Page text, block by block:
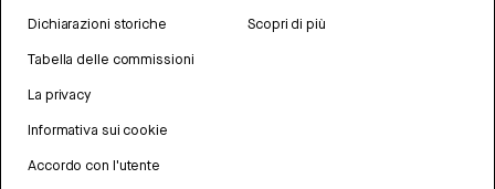
Dichiarazioni storiche
Tabella delle commissioni
La privacy
Informativa sui cookie
Accordo con l'utente
Scopri di più